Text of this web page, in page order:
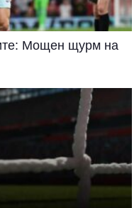
Мощен щурм на